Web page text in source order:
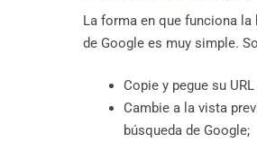
La forma en que funciona la
de Google es muy simple.
Copie y pegue su
Cambie a la vista
búsqueda de Google;